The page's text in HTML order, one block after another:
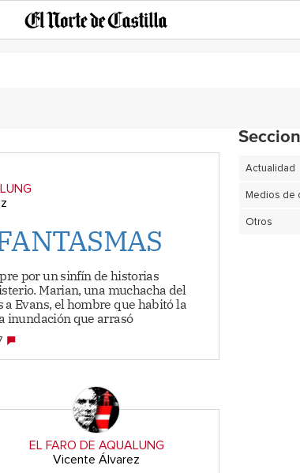
por un sinfín de historias
Marian, una muchacha del
Evans, el hombre que habitó la
inundación que arrasó
EL FARO DE AQUALUNG
Vicente Álvarez
Actualidad
Otros